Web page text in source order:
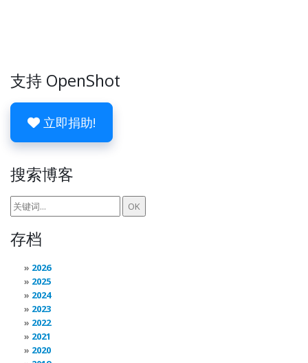
支持 OpenShot
立即捐助!
搜索博客
存档
2026
2025
2024
2023
2022
2021
2020